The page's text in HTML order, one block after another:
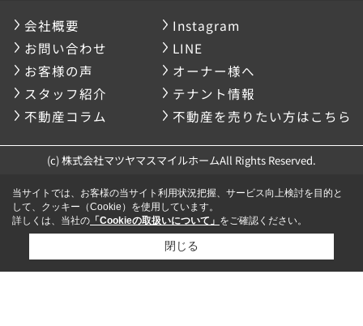
会社概要
Instagram
お問い合わせ
LINE
お客様の声
オーナー様へ
スタッフ紹介
テナント情報
不動産コラム
不動産を売りたい方はこちら
(c) 株式会社マツヤマスマイルホームAll Rights Reserved.
当サイトでは、お客様の当サイト利用状況把握、サービス向上検討を目的と
して、クッキー（Cookie）を使用しています。
詳しくは、当社の 「Cookieの取扱いについて」 をご確認ください。
閉じる